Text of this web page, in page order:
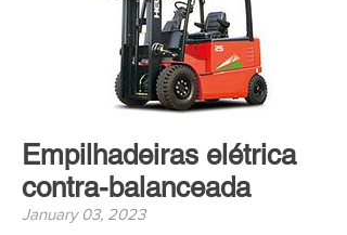
Empilhadeiras elétrica
contra-balanceada
January 03, 2023